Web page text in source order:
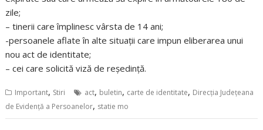
zile;
– tinerii care împlinesc vârsta de 14 ani;
-persoanele aflate în alte situații care impun eliberarea unui
nou act de identitate;
– cei care solicită viză de reședință.
Important, Stiri act, buletin, carte de identitate, Direcția Județeana
de Evidență a Persoanelor, statie mo